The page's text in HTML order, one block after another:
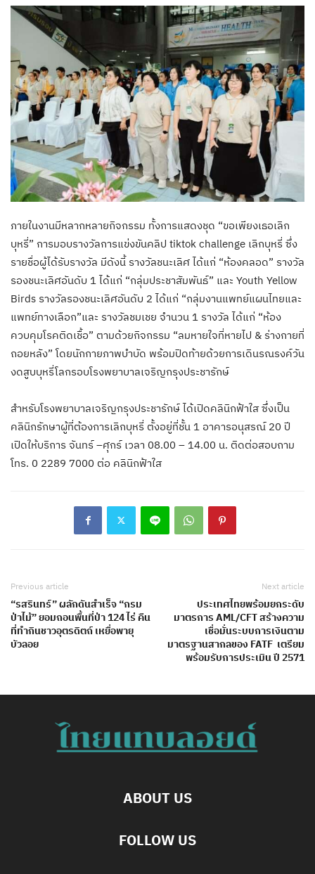
ภายในงานมีหลากหลายกิจกรรม ทั้งการแสดงชุด “ขอเพียงเธอเลิก
บุหรี่” การมอบรางวัลการแข่งขันคลิป tiktok challenge เลิกบุหรี่ ซึ่ง
รายชื่อผู้ได้รับรางวัล มีดังนี้ รางวัลชนะเลิศ ได้แก่ “ห้องคลอด” รางวัล
รองชนะเลิศอันดับ 1 ได้แก่ “กลุ่มประชาสัมพันธ์” และ Youth Yellow
Birds รางวัลรองชนะเลิศอันดับ 2 ได้แก่ “กลุ่มงานแพทย์แผนไทยและ
แพทย์ทางเลือก”และ รางวัลชมเชย จำนวน 1 รางวัล ได้แก่ “ห้อง
ควบคุมโรคติดเชื้อ” ตามด้วยกิจกรรม “ลมหายใจที่หายไป & ร่างกายที่
ถอยหลัง” โดยนักกายภาพบำบัด พร้อมปิดท้ายด้วยการเดินรณรงค์วัน
งดสูบบุหรี่โลกรอบโรงพยาบาลเจริญกรุงประชารักษ์
สำหรับโรงพยาบาลเจริญกรุงประชารักษ์ ได้เปิดคลินิกฟ้าใส ซึ่งเป็น
คลินิกรักษาผู้ที่ต้องการเลิกบุหรี่ ตั้งอยู่ที่ชั้น 1 อาคารอนุสรณ์ 20 ปี
เปิดให้บริการ จันทร์ –ศุกร์ เวลา 08.00 – 14.00 น. ติดต่อสอบถาม
โทร. 0 2289 7000 ต่อ คลินิกฟ้าใส
Previous article
“รสรินทร์” ผลักดันสำเร็จ “กรม
ป่าไม้” ยอมถอนพื้นที่ป่า 124 ไร่ คืน
ที่ทำกินชาวอุตรดิตถ์ เหยื่อพายุ
บัวลอย
Next article
ประเทศไทยพร้อมยกระดับ
มาตรการ AML/CFT สร้างความ
เชื่อมั่นระบบการเงินตาม
มาตรฐานสากลของ FATF เตรียม
พร้อมรับการประเมิน ปี 2571
ABOUT US
FOLLOW US